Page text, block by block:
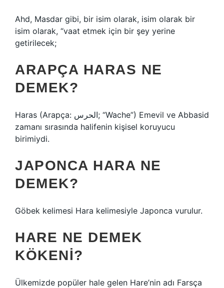
Ahd, Masdar gibi, bir isim olarak, isim olarak bir
isim olarak, “vaat etmek için bir şey yerine
getirilecek;
ARAPÇA HARAS NE
DEMEK?
Haras (Arapça: الحرس; “Wache”) Emevil ve Abbasid
zamanı sırasında halifenin kişisel koruyucu
birimiydi.
JAPONCA HARA NE
DEMEK?
Göbek kelimesi Hara kelimesiyle Japonca vurulur.
HARE NE DEMEK
KÖKENI?
Ülkemizde popüler hale gelen Hare’nin adı Farsça